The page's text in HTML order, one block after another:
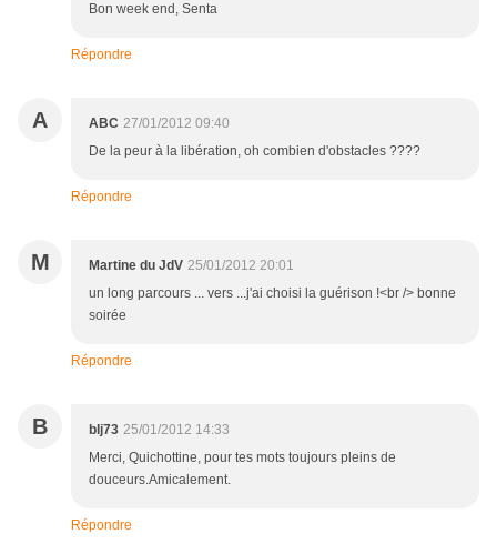
Bon week end, Senta
Répondre
A ABC 27/01/2012 09:40
De la peur à la libération, oh combien d'obstacles ????
Répondre
M Martine du JdV 25/01/2012 20:01
un long parcours ... vers ...j'ai choisi la guérison !<br /> bonne
soirée
Répondre
B blj73 25/01/2012 14:33
Merci, Quichottine, pour tes mots toujours pleins de
douceurs.Amicalement.
Répondre